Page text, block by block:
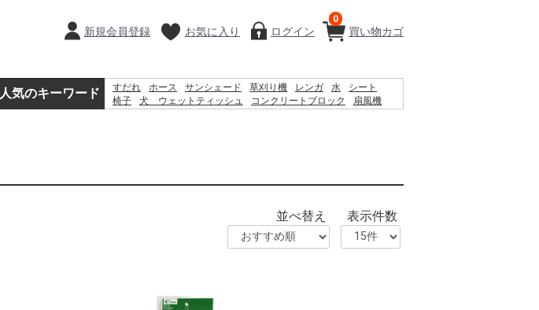
買い物カゴ
0
新規会員登録 お気に入り ログイン
人気のキーワード すだれ ホース サンシェード 草刈り機 レンガ 水
シート
椅子
犬 ウェットティッシュ コンクリートブロック
扇風機
並べ替え 表示件数